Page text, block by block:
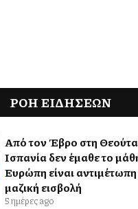
ΡΟΗ ΕΙΔΉΣΕΩΝ
Από τον Έβρο στη
Ισπανία δεν έμαθε το
Ευρώπη είναι
μαζική εισβολή
5 ημέρες ago